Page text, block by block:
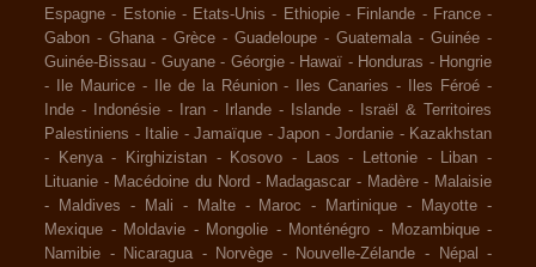
Espagne - Estonie - Etats-Unis - Ethiopie - Finlande - France -
Gabon - Ghana - Grèce - Guadeloupe - Guatemala - Guinée -
Guinée-Bissau - Guyane - Géorgie - Hawaï - Honduras - Hongrie
-
Ile Maurice - Ile de la Réunion - Iles Canaries - Iles Féroé -
Inde - Indonésie - Iran - Irlande - Islande -
Israël & Territoires
Palestiniens - Italie - Jamaïque - Japon - Jordanie - Kazakhstan
-
Kenya - Kirghizistan - Kosovo - Laos - Lettonie - Liban -
Lituanie - Macédoine du Nord - Madagascar - Madère - Malaisie
-
Maldives - Mali - Malte - Maroc - Martinique - Mayotte -
Mexique - Moldavie - Mongolie - Monténégro - Mozambique -
Namibie - Nicaragua - Norvège - Nouvelle-Zélande - Népal
-